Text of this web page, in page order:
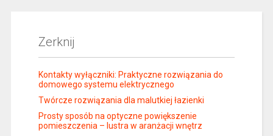
Zerknij
Kontakty wyłączniki: Praktyczne rozwiązania do
domowego systemu elektrycznego
Twórcze rozwiązania dla malutkiej łazienki
Prosty sposób na optyczne powiększenie
pomieszczenia – lustra w aranżacji wnętrz